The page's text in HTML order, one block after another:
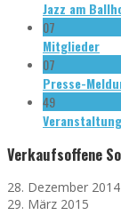
Jazz am
07
Mitglieder
07
Presse-
49
Verkaufsoffene
28. Dezember 2014
29. März 2015